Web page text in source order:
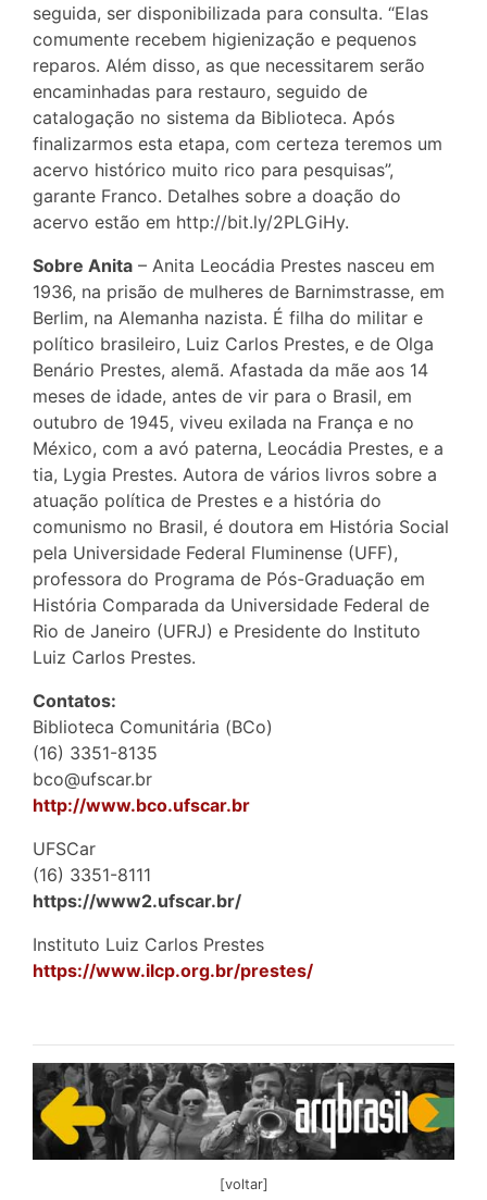
seguida, ser disponibilizada para consulta. “Elas
comumente recebem higienização e pequenos
reparos. Além disso, as que necessitarem serão
encaminhadas para restauro, seguido de
catalogação no sistema da Biblioteca. Após
finalizarmos esta etapa, com certeza teremos um
acervo histórico muito rico para pesquisas”,
garante Franco. Detalhes sobre a doação do
acervo estão em http://bit.ly/2PLGiHy.
Sobre Anita – Anita Leocádia Prestes nasceu em
1936, na prisão de mulheres de Barnimstrasse, em
Berlim, na Alemanha nazista. É filha do militar e
político brasileiro, Luiz Carlos Prestes, e de Olga
Benário Prestes, alemã. Afastada da mãe aos 14
meses de idade, antes de vir para o Brasil, em
outubro de 1945, viveu exilada na França e no
México, com a avó paterna, Leocádia Prestes, e a
tia, Lygia Prestes. Autora de vários livros sobre a
atuação política de Prestes e a história do
comunismo no Brasil, é doutora em História Social
pela Universidade Federal Fluminense (UFF),
professora do Programa de Pós-Graduação em
História Comparada da Universidade Federal de
Rio de Janeiro (UFRJ) e Presidente do Instituto
Luiz Carlos Prestes.
Contatos:
Biblioteca Comunitária (BCo)
(16) 3351-8135
bco@ufscar.br
http://www.bco.ufscar.br
UFSCar
(16) 3351-8111
https://www2.ufscar.br/
Instituto Luiz Carlos Prestes
https://www.ilcp.org.br/prestes/
[voltar]